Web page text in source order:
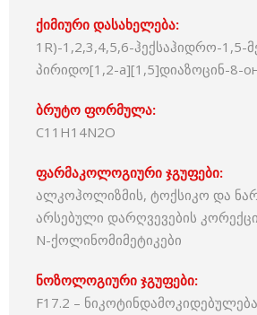
ქიმიური დასახელება:
1R)-1,2,3,4,5,6-ჰექსაჰიდრო-1,5-
პირიდო[1,2-a][1,5]დიაზოცინ-8-
ბრუტო ფორმულა:
C11H14N2O
ფარმაკოლოგიური ჯგუფები:
ალკოჰოლიზმის, ტოქსიკო და
არსებული დარღვევების
N-ქოლინომიმეტიკები
ნოზოლოგიური ჯგუფები:
F17.2 –